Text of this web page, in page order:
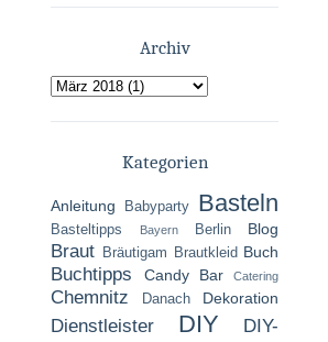
Archiv
Kategorien
Anleitung Babyparty Basteln
Basteltipps Bayern Berlin Blog
Braut Bräutigam Brautkleid Buch
Buchtipps Candy Bar Catering
Chemnitz Danach Dekoration
Dienstleister DIY
DIY-